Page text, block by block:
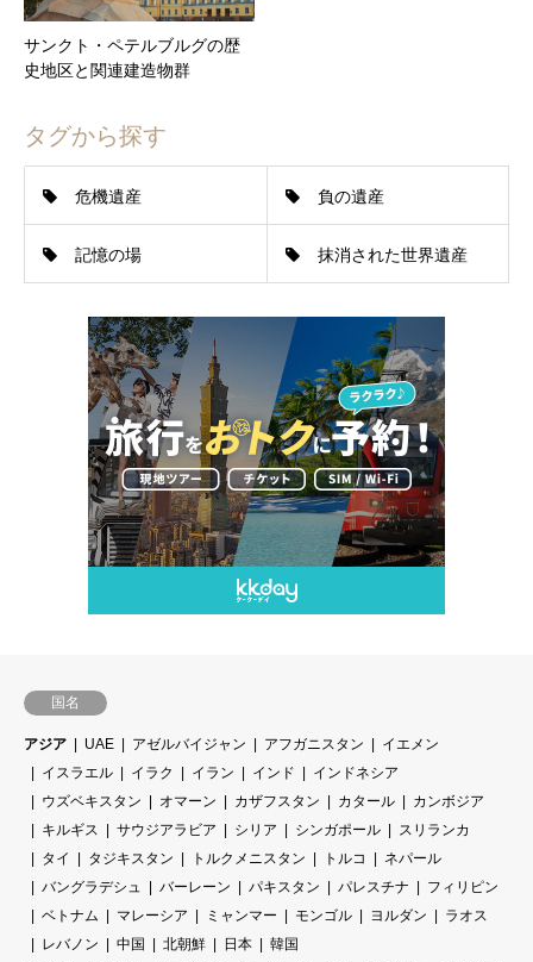
サンクト・ペテルブルグの歴
史地区と関連建造物群
タグから探す
危機遺産 負の遺産
記憶の場 抹消された世界遺産
国名
アジア UAE アゼルバイジャン アフガニスタン
イエメン
イスラエル
イラク イラン インド
インドネシア
ウズベキスタン
オマーン カザフスタン カタール
カンボジア
キルギス
サウジアラビア シリア シンガポール
スリランカ
タイ
タジキスタン トルクメニスタン トルコ
ネパール
バングラデシュ
バーレーン パキスタン パレスチナ
フィリピン
ベトナム
マレーシア ミャンマー モンゴル ヨルダン
ラオス
レバノン
中国 北朝鮮 日本
韓国